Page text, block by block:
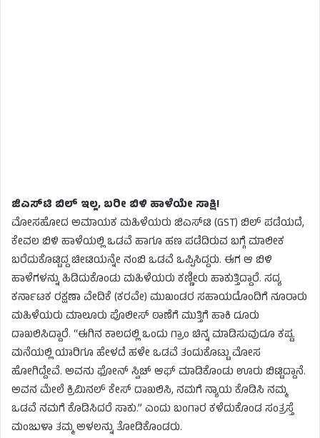
ಜಿಎಸ್‌ಟಿ ಬಿಲ್ ಇಲ್ಲ, ಬರೀ ಬಿಳಿ ಹಾಳೆಯೇ ಸಾಕ್ಷಿ!
ಮೋಸಹೋದ ಅಮಾಯಕ ಮಹಿಳೆಯರು ಜಿಎಸ್‌ಟಿ (GST) ಬಿಲ್ ಪಡೆಯದೆ,
ಕೇವಲ ಬಿಳಿ ಹಾಳೆಯಲ್ಲಿ ಒಡವೆ ಹಾಗೂ ಹಣ ಪಡೆದಿರುವ ಬಗ್ಗೆ ಮಾಲೀಕ
ಬರೆದುಕೊಟ್ಟಿದ್ದ ಚೀಟಿಯನ್ನೇ ನಂಬಿ ಒಡವೆ ಒಪ್ಪಿಸಿದ್ದರು. ಈಗ ಆ ಬಿಳಿ
ಹಾಳೆಗಳನ್ನು ಹಿಡಿದುಕೊಂಡು ಮಹಿಳೆಯರು ಕಣ್ಣೀರು ಹಾಕುತ್ತಿದ್ದಾರೆ. ಸದ್ಯ
ಕರ್ನಾಟಕ ರಕ್ಷಣಾ ವೇದಿಕೆ (ಕರವೇ) ಮುಖಂಡರ ಸಹಾಯದೊಂದಿಗೆ ನೂರಾರು
ಮಹಿಳೆಯರು ಮಾಲೂರು ಪೊಲೀಸ್ ಠಾಣೆಗೆ ಮುತ್ತಿಗೆ ಹಾಕಿ ದೂರು
ದಾಖಲಿಸಿದ್ದಾರೆ. “ಈಗಿನ ಕಾಲದಲ್ಲಿ ಒಂದು ಗ್ರಾಂ ಚಿನ್ನ ಮಾಡಿಸುವುದೂ ಕಷ್ಟ.
ಮನೆಯಲ್ಲಿ ಯಾರಿಗೂ ಹೇಳದೆ ಹಳೇ ಒಡವೆ ತಂದುಕೊಟ್ಟು ಮೋಸ
ಹೋಗಿದ್ದೇವೆ. ಅವನು ಫೋನ್ ಸ್ವಿಚ್ ಆಫ್ ಮಾಡಿಕೊಂಡು ಊರು ಬಿಟ್ಟಿದ್ದಾನೆ.
ಅವನ ಮೇಲೆ ಕ್ರಿಮಿನಲ್ ಕೇಸ್ ದಾಖಲಿಸಿ, ನಮಗೆ ನ್ಯಾಯ ಕೊಡಿಸಿ ನಮ್ಮ
ಒಡವೆ ನಮಗೆ ಕೊಡಿಸಿದರೆ ಸಾಕು.” ಎಂದು ಬಂಗಾರ ಕಳೆದುಕೊಂಡ ಸಂತ್ರಸ್ತೆ
ಮಂಜುಳಾ ತಮ್ಮ ಅಳಲನ್ನು ತೋಡಿಕೊಂಡರು.